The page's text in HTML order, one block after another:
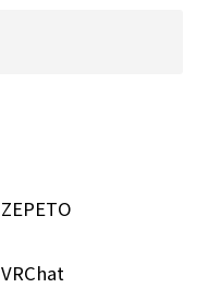
ZEPETO
VRChat